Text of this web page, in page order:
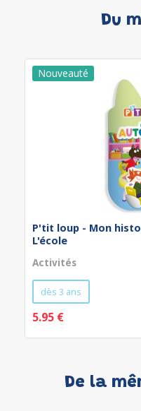
Du
P'tit loup - Mon
L'école
Activités
dès 3 ans
5.95 €
De la